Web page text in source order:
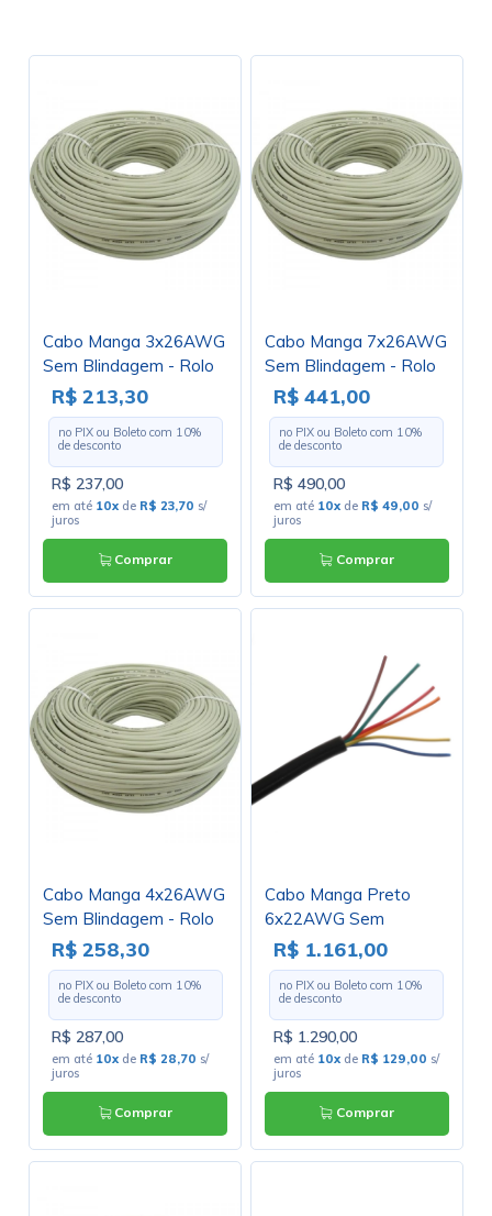
Cabo Manga 3x26AWG
Sem Blindagem - Rolo
com 100 Metros
R$ 213,30
no PIX ou Boleto com 10%
de desconto
R$ 237,00
em até 10x de R$ 23,70 s/
juros
Comprar
Cabo Manga 7x26AWG
Sem Blindagem - Rolo
com 100 Metros
R$ 441,00
no PIX ou Boleto com 10%
de desconto
R$ 490,00
em até 10x de R$ 49,00 s/
juros
Comprar
Cabo Manga 4x26AWG
Sem Blindagem - Rolo
com 100 Metros
R$ 258,30
no PIX ou Boleto com 10%
de desconto
R$ 287,00
em até 10x de R$ 28,70 s/
juros
Comprar
Cabo Manga Preto
6x22AWG Sem
Blindagem - Rolo com
100 Metros
R$ 1.161,00
no PIX ou Boleto com 10%
de desconto
R$ 1.290,00
em até 10x de R$ 129,00 s/
juros
Comprar